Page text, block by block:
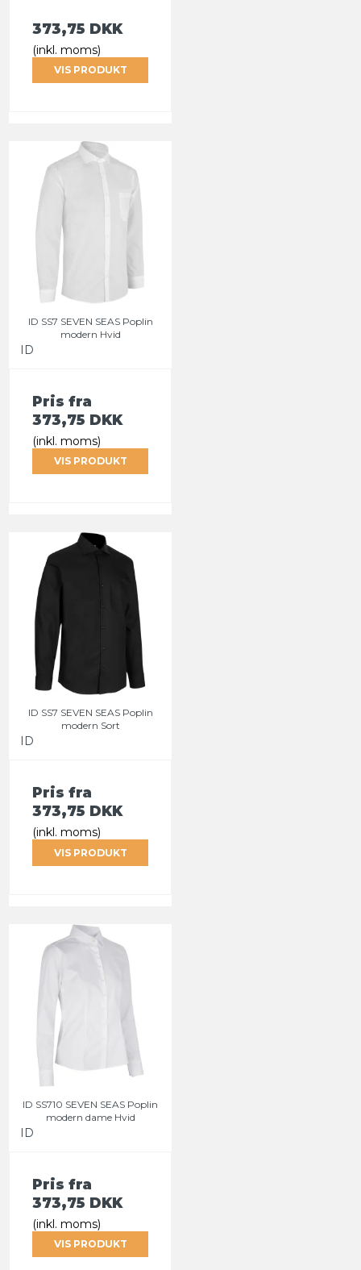
373,75 DKK
(inkl. moms)
VIS PRODUKT
ID SS7 SEVEN SEAS Poplin
modern Hvid
ID
Pris fra
373,75 DKK
(inkl. moms)
VIS PRODUKT
ID SS7 SEVEN SEAS Poplin
modern Sort
ID
Pris fra
373,75 DKK
(inkl. moms)
VIS PRODUKT
ID SS710 SEVEN SEAS Poplin
modern dame Hvid
ID
Pris fra
373,75 DKK
(inkl. moms)
VIS PRODUKT